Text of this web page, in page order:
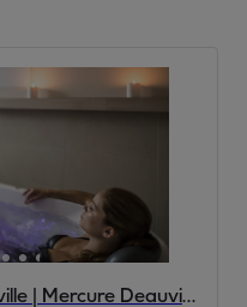
Thalasso | Calvados, Deauville | Mercure Deauville Centre 4*